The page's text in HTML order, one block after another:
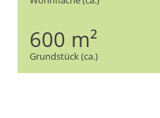
600 m²
Grundstück (ca.)